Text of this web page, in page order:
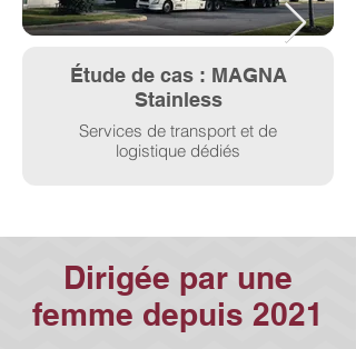
Étude de cas : MAGNA
Stainless
Services de transport et de
logistique dédiés
Dirigée par une
femme depuis 2021